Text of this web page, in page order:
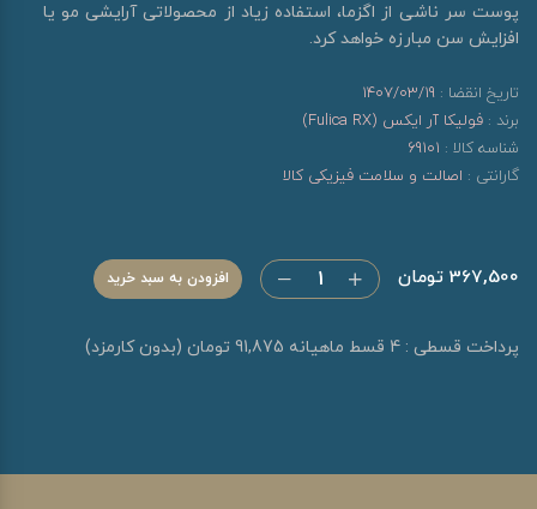
پوست سر ناشی از اگزما، استفاده زیاد از محصولاتی آرایشی مو یا
افزایش سن مبارزه خواهد کرد.
تاریخ انقضا : 1407/03/19
برند : فولیکا آر ایکس (Fulica RX)
شناسه کالا : 69101
گارانتی : اصالت و سلامت فیزیکی کالا
367,500 تومان افزودن به سبد خرید
پرداخت قسطی : 4 قسط ماهیانه 91,875 تومان (بدون کارمزد)